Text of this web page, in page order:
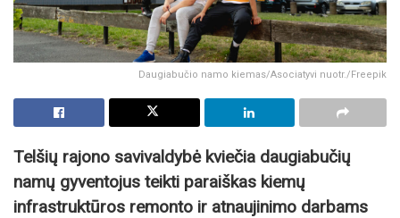
Daugiabučio namo kiemas/Asociatyvi nuotr./Freepik
Telšių rajono savivaldybė kviečia daugiabučių
namų gyventojus teikti paraiškas kiemų
infrastruktūros remonto ir atnaujinimo darbams